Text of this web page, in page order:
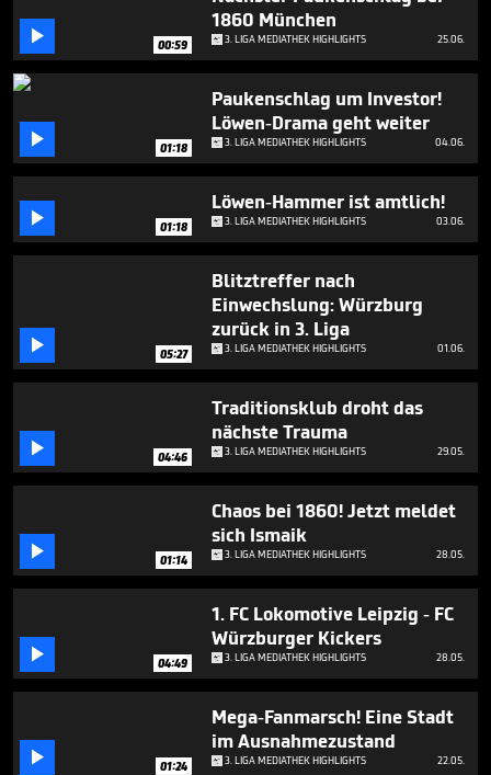
minutes,
seconds
 00:59
1860 München
3. LIGA MEDIATHEK HIGHLIGHTS 25.06.
 01:18
Paukenschlag um Investor!
Löwen-Drama geht weiter
3. LIGA MEDIATHEK HIGHLIGHTS 04.06.
 01:18
Löwen-Hammer ist amtlich!
3. LIGA MEDIATHEK HIGHLIGHTS 03.06.
 05:27
Blitztreffer nach
Einwechslung: Würzburg
zurück in 3. Liga
3. LIGA MEDIATHEK HIGHLIGHTS 01.06.
 04:46
Traditionsklub droht das
nächste Trauma
3. LIGA MEDIATHEK HIGHLIGHTS 29.05.
 01:14
Chaos bei 1860! Jetzt meldet
sich Ismaik
3. LIGA MEDIATHEK HIGHLIGHTS 28.05.
 04:49
1. FC Lokomotive Leipzig - FC
Würzburger Kickers
3. LIGA MEDIATHEK HIGHLIGHTS 28.05.
 01:24
Mega-Fanmarsch! Eine Stadt
im Ausnahmezustand
3. LIGA MEDIATHEK HIGHLIGHTS 22.05.